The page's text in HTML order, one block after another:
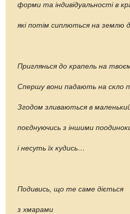
форми та індивідуальності в
які потім сиплються на землю
Приглянься до крапель на
Спершу вони падають на скло
Згодом зливаються в
поєднуючись з іншими
і несуть їх кудись…
Подивись, що те саме діється
з хмарами